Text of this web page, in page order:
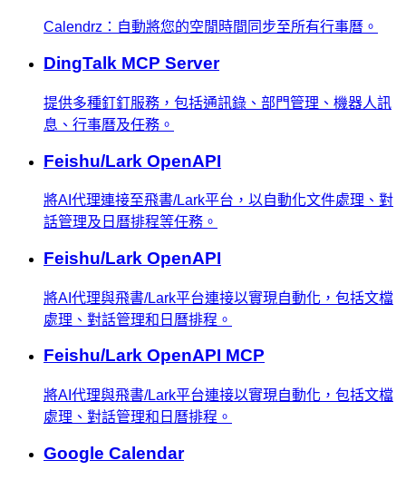
Calendrz：自動將您的空閒時間同步至所有行事曆。
DingTalk MCP Server
提供多種釘釘服務，包括通訊錄、部門管理、機器人訊
息、行事曆及任務。
Feishu/Lark OpenAPI
將AI代理連接至飛書/Lark平台，以自動化文件處理、對
話管理及日曆排程等任務。
Feishu/Lark OpenAPI
將AI代理與飛書/Lark平台連接以實現自動化，包括文檔
處理、對話管理和日曆排程。
Feishu/Lark OpenAPI MCP
將AI代理與飛書/Lark平台連接以實現自動化，包括文檔
處理、對話管理和日曆排程。
Google Calendar